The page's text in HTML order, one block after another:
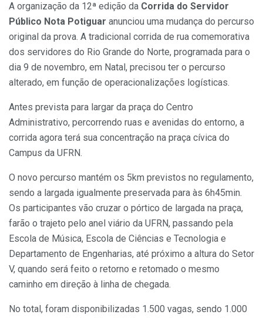
A organização da 12ª edição da Corrida do Servidor
Público Nota Potiguar anunciou uma mudança do percurso
original da prova. A tradicional corrida de rua comemorativa
dos servidores do Rio Grande do Norte, programada para o
dia 9 de novembro, em Natal, precisou ter o percurso
alterado, em função de operacionalizações logísticas.
Antes prevista para largar da praça do Centro
Administrativo, percorrendo ruas e avenidas do entorno, a
corrida agora terá sua concentração na praça cívica do
Campus da UFRN.
O novo percurso mantém os 5km previstos no regulamento,
sendo a largada igualmente preservada para às 6h45min.
Os participantes vão cruzar o pórtico de largada na praça,
farão o trajeto pelo anel viário da UFRN, passando pela
Escola de Música, Escola de Ciências e Tecnologia e
Departamento de Engenharias, até próximo a altura do Setor
V, quando será feito o retorno e retomado o mesmo
caminho em direção à linha de chegada.
No total, foram disponibilizadas 1.500 vagas, sendo 1.000